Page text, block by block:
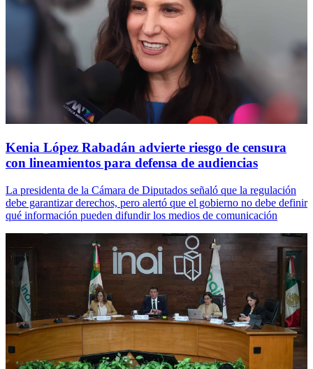
Kenia López Rabadán advierte riesgo de censura
con lineamientos para defensa de audiencias
La presidenta de la Cámara de Diputados señaló que la regulación
debe garantizar derechos, pero alertó que el gobierno no debe definir
qué información pueden difundir los medios de comunicación